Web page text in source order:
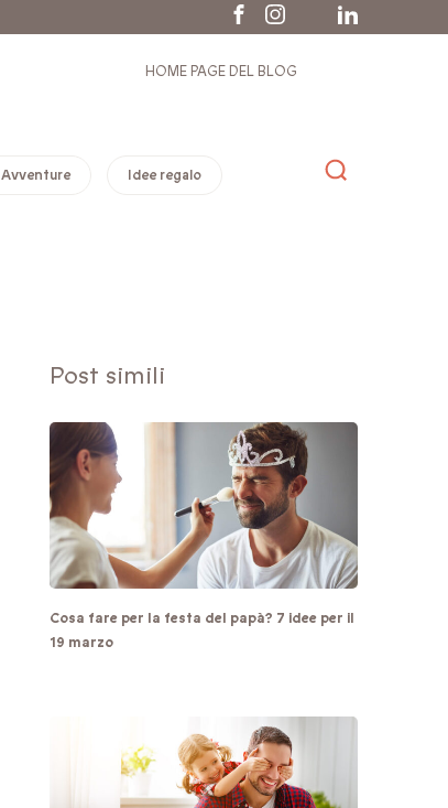
HOME PAGE DEL BLOG
Avventure Idee regalo
Post simili
Cosa fare per la festa del papà? 7 idee per il
19 marzo